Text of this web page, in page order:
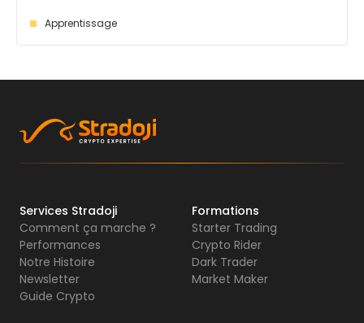
Apprentissage
Services Stradoji
Comment ça marche ?
Performances
Notre Histoire
Newsletter
Guide Crypto
Formations
Starter Trading
Crypto Rider
Dark Trader
Market Maker